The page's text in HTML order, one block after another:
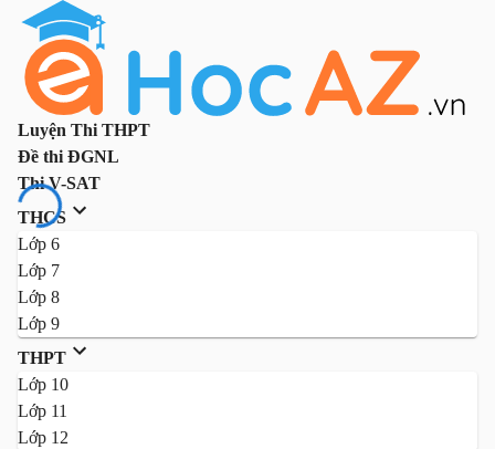
Luyện Thi THPT
Đề thi ĐGNL
Thi V-SAT
THCS
Lớp 6
Lớp 7
Lớp 8
Lớp 9
THPT
Lớp 10
Lớp 11
Lớp 12